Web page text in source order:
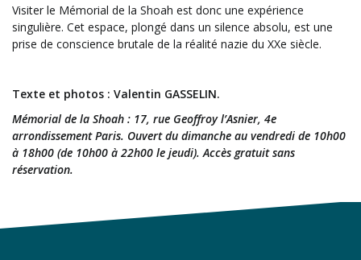
Visiter le Mémorial de la Shoah est donc une expérience
singulière. Cet espace, plongé dans un silence absolu, est une
prise de conscience brutale de la réalité nazie du XXe siècle.
Texte et photos : Valentin GASSELIN.
Mémorial de la Shoah : 17, rue Geoffroy l’Asnier, 4e
arrondissement Paris. Ouvert du dimanche au vendredi de 10h00
à 18h00 (de 10h00 à 22h00 le jeudi). Accès gratuit sans
réservation.